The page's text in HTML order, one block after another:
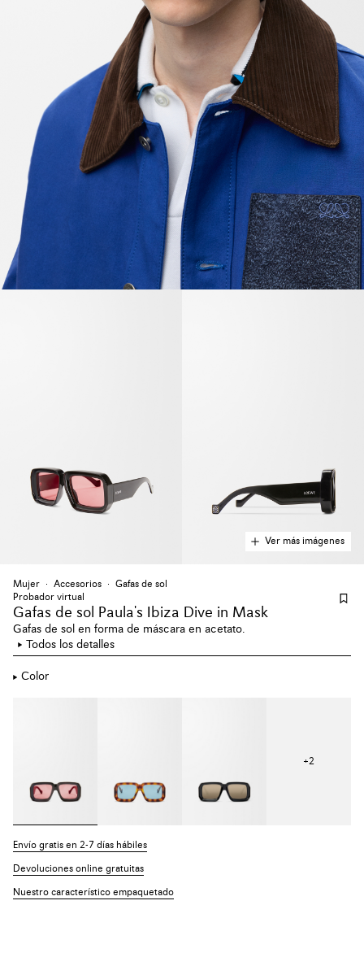
Ver más imágenes
Mujer Accesorios
Gafas de sol
Probador virtual
Gafas de sol Paula's Ibiza Dive in Mask
Gafas de sol en forma de máscara en acetato.
Todos los detalles
Color
+2
Envío gratis en 2-7 días hábiles
Devoluciones online gratuitas
Nuestro característico empaquetado